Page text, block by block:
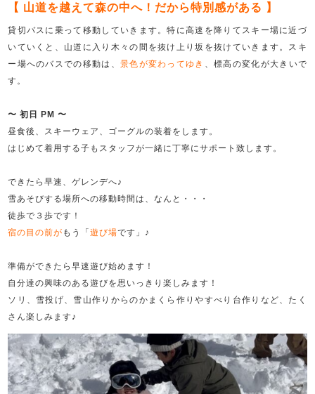
【 山道を越えて森の中へ！だから特別感がある 】
貸切バスに乗って移動していきます。特に高速を降りてスキー場に近づ
いていくと、山道に入り木々の間を抜け上り坂を抜けていきます。スキ
ー場へのバスでの移動は、 景色が変わってゆき 、標高の変化が大きいで
す。
〜 初日 PM 〜
昼食後、スキーウェア、ゴーグルの装着をします。
はじめて着用する子もスタッフが一緒に丁寧にサポート致します。
できたら早速、ゲレンデへ♪
雪あそびする場所への移動時間は、なんと・・・
徒歩で３歩です！
宿の目の前が もう「遊び場です」♪
準備ができたら早速遊び始めます！
自分達の興味のある遊びを思いっきり楽しみます！
ソリ、雪投げ、雪山作りからのかまくら作りやすべり台作りなど、たく
さん楽しみます♪